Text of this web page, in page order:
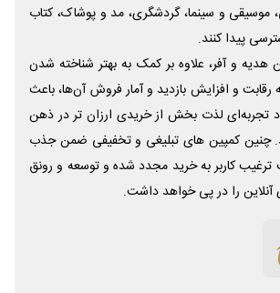
موسیقی و سینما، گردشگری، مد و پوشاک، کتاب
پیدا کنند.
هدیه و آفر، علاوه بر کمک به بهتر شناخته شدن
و افزایش بازدید و آمار فروش آن‌ها، باعث
تجربه‌ای لذت بخش از خریدی ارزان تر در ذهن
چنین کمپین های تبلیغی و تخفیفی ضمن جذب
کاربر به خرید مجدد شده و توسعه و رونق
را در پی خواهد داشت.